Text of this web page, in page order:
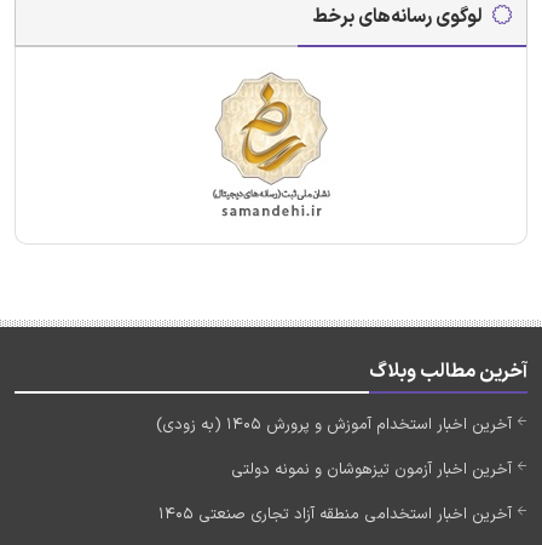
لوگوی رسانه‌های برخط
آخرین مطالب وبلاگ
آخرین اخبار استخدام آموزش و پرورش 1405 (به زودی)
آخرین اخبار آزمون تیزهوشان و نمونه دولتی
آخرین اخبار استخدامی منطقه آزاد تجاری صنعتی 1405